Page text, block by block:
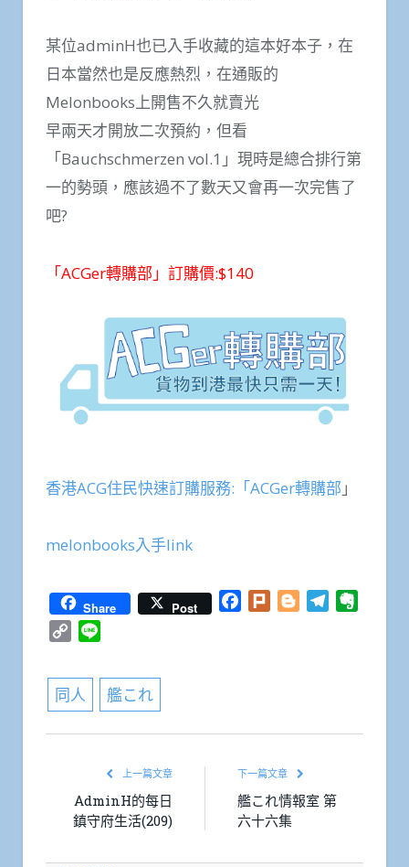
某位adminH也已入手收藏的這本好本子，在
日本當然也是反應熱烈，在通販的
Melonbooks上開售不久就賣光
早兩天才開放二次預約，但看
「Bauchschmerzen vol.1」現時是總合排行第
一的勢頭，應該過不了數天又會再一次完售了
吧?
「ACGer轉購部」訂購價:$140
香港ACG住民快速訂購服務:「ACGer轉購部 」
melonbooks入手link
Share Post Facebook
Plurk BloggerTelegram
Copy
同人 艦これ
上一篇文章
AdminH的每日
鎮守府生活(209)
下一篇文章
艦これ情報室 第
六十六集